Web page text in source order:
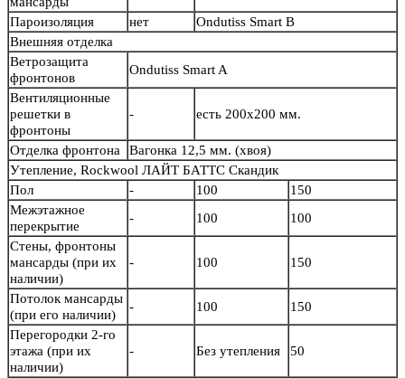
Пароизоляция нет
Ondutiss Smart B
Внешняя отделка
Ветрозащита
фронтонов
Ondutiss Smart A
Вентиляционные
решетки в
фронтоны
- есть 200х200 мм.
Отделка фронтона
Вагонка 12,5 мм. (хвоя)
Утепление, Rockwool ЛАЙТ БАТТС Скандик
Пол
- 100
150
Межэтажное
перекрытие
- 100
100
Стены, фронтоны
мансарды (при их
наличии)
- 100 150
Потолок мансарды
(при его наличии)
- 100
150
Перегородки 2-го
этажа (при их
наличии)
- Без утепления 50